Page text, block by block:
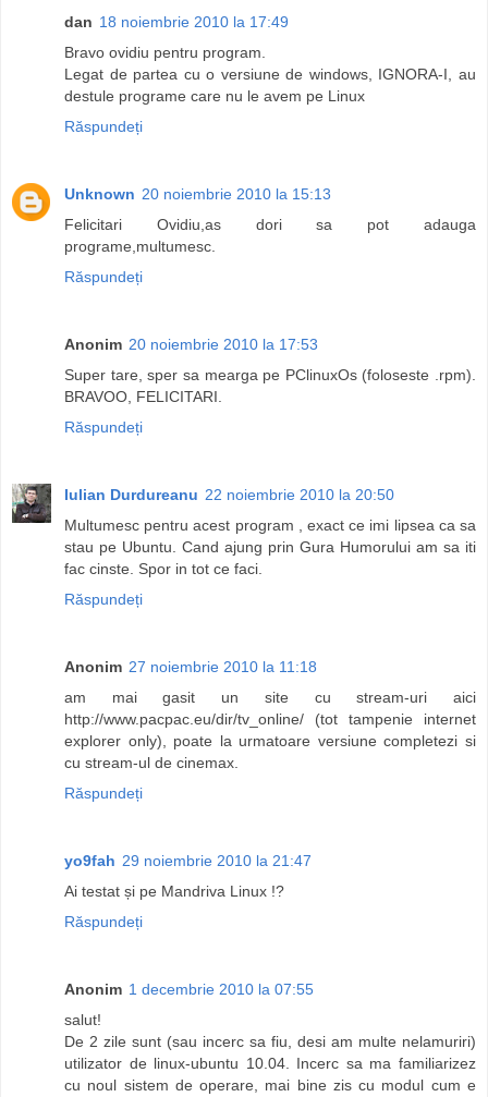
dan 18 noiembrie 2010 la 17:49
Bravo ovidiu pentru program.
Legat de partea cu o versiune de windows, IGNORA-I, au
destule programe care nu le avem pe Linux
Răspundeți
Unknown 20 noiembrie 2010 la 15:13
Felicitari Ovidiu,as dori sa pot adauga
programe,multumesc.
Răspundeți
Anonim 20 noiembrie 2010 la 17:53
Super tare, sper sa mearga pe PClinuxOs (foloseste .rpm).
BRAVOO, FELICITARI.
Răspundeți
Iulian Durdureanu 22 noiembrie 2010 la 20:50
Multumesc pentru acest program , exact ce imi lipsea ca sa
stau pe Ubuntu. Cand ajung prin Gura Humorului am sa iti
fac cinste. Spor in tot ce faci.
Răspundeți
Anonim 27 noiembrie 2010 la 11:18
am mai gasit un site cu stream-uri aici
http://www.pacpac.eu/dir/tv_online/ (tot tampenie internet
explorer only), poate la urmatoare versiune completezi si
cu stream-ul de cinemax.
Răspundeți
yo9fah 29 noiembrie 2010 la 21:47
Ai testat și pe Mandriva Linux !?
Răspundeți
Anonim 1 decembrie 2010 la 07:55
salut!
De 2 zile sunt (sau incerc sa fiu, desi am multe nelamuriri)
utilizator de linux-ubuntu 10.04. Incerc sa ma familiarizez
cu noul sistem de operare, mai bine zis cu modul cum e